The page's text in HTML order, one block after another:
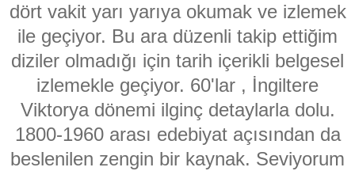
dört vakit yarı yarıya okumak ve izlemek
ile geçiyor. Bu ara düzenli takip ettiğim
diziler olmadığı için tarih içerikli belgesel
izlemekle geçiyor. 60'lar , İngiltere
Viktorya dönemi ilginç detaylarla dolu.
1800-1960 arası edebiyat açısından da
beslenilen zengin bir kaynak. Seviyorum